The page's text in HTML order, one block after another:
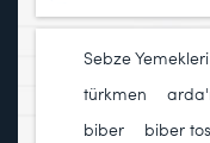
Sebze Yemekleri
türkmen
biber
biber